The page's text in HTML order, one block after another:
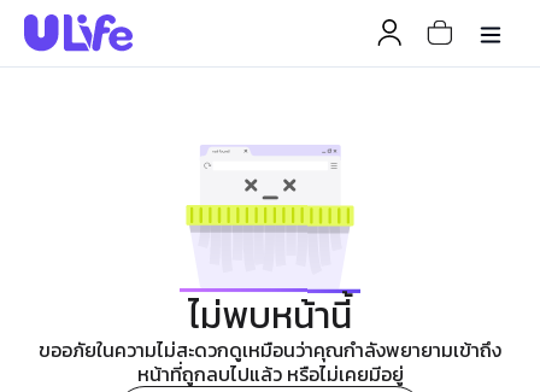
ไม่พบหน้านี้
ขออภัยในความไม่สะดวกดูเหมือนว่าคุณกำลังพยายามเข้าถึง
หน้าที่ถูกลบไปแล้ว หรือไม่เคยมีอยู่